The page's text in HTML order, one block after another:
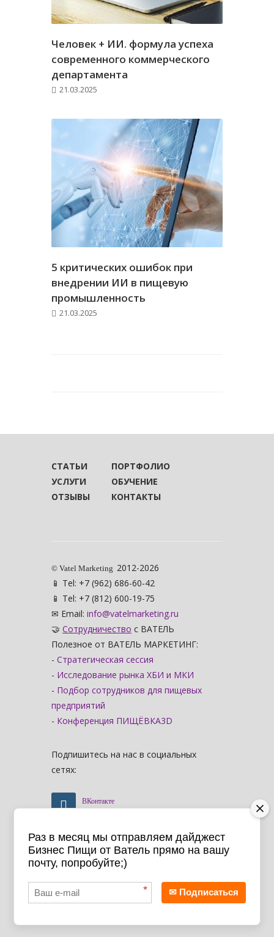
Человек + ИИ. формула успеха
современного коммерческого
департамента
21.03.2025
5 критических ошибок при
внедрении ИИ в пищевую
промышленность
21.03.2025
СТАТЬИ
ПОРТФОЛИО
УСЛУГИ
ОБУЧЕНИЕ
ОТЗЫВЫ
КОНТАКТЫ
© Vatel Marketing 2012-2026
📱 Tel: +7 (962) 686-60-42
📱 Tel: +7 (812) 600-19-75
✉ Email: info@vatelmarketing.ru
🤝 Сотрудничество с ВАТЕЛЬ
Полезное от ВАТЕЛЬ МАРКЕТИНГ:
- Стратегическая сессия
- Исследование рынка ХБИ и МКИ
- Подбор сотрудников для пищевых
предприятий
- Конференция ПИЩЁВКА3D
Подпишитесь на нас в социальных
сетях:
ВКонтакте
Telegram
Раз в месяц мы отправляем дайджест
Бизнес Пищи от Ватель прямо на вашу
почту, попробуйте;)
* ✉ Подписаться